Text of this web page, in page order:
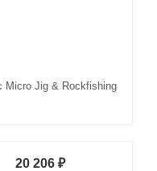
Micro Jig & Rockfishing
20 206 ₽